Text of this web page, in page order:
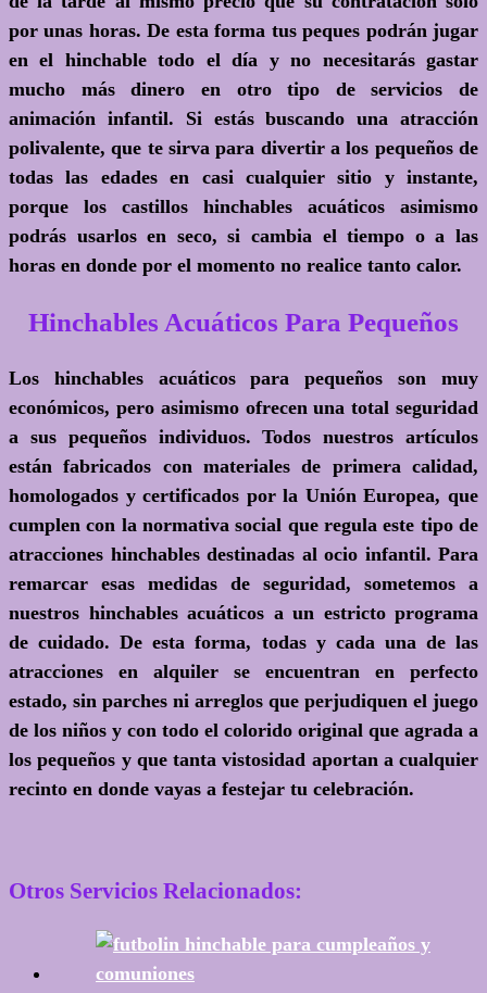
por unas horas. De esta forma tus peques podrán jugar
en el hinchable todo el día y no necesitarás gastar
mucho más dinero en otro tipo de servicios de
animación infantil. Si estás buscando una atracción
polivalente, que te sirva para divertir a los pequeños de
todas las edades en casi cualquier sitio y instante,
porque los castillos hinchables acuáticos asimismo
podrás usarlos en seco, si cambia el tiempo o a las
horas en donde por el momento no realice tanto calor.
Hinchables Acuáticos Para Pequeños
Los hinchables acuáticos para pequeños son muy
económicos, pero asimismo ofrecen una total seguridad
a sus pequeños individuos. Todos nuestros artículos
están fabricados con materiales de primera calidad,
homologados y certificados por la Unión Europea, que
cumplen con la normativa social que regula este tipo de
atracciones hinchables destinadas al ocio infantil. Para
remarcar esas medidas de seguridad, sometemos a
nuestros hinchables acuáticos a un estricto programa
de cuidado. De esta forma, todas y cada una de las
atracciones en alquiler se encuentran en perfecto
estado, sin parches ni arreglos que perjudiquen el juego
de los niños y con todo el colorido original que agrada a
los pequeños y que tanta vistosidad aportan a cualquier
recinto en donde vayas a festejar tu celebración.
Otros Servicios Relacionados: